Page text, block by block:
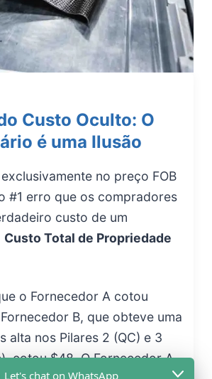
Custo Oculto: O
é uma Ilusão
no preço FOB
#1 erro que os compradores
custo de um
Custo Total de Propriedade
o Fornecedor A cotou
B, que obteve uma
alta nos Pilares 2 (QC) e 3
cotou $48. O Fornecedor A
Let's chat on WhatsApp